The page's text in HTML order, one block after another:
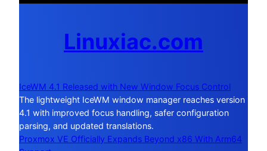
Linuxiac.com
IceWM 4.1 Released with New Window Focus Control
The lightweight IceWM window manager reaches version
4.1 with improved focus handling, safer configuration
parsing, and updated translations.
Proxmox VE Officially Expands Beyond x86 With Arm64